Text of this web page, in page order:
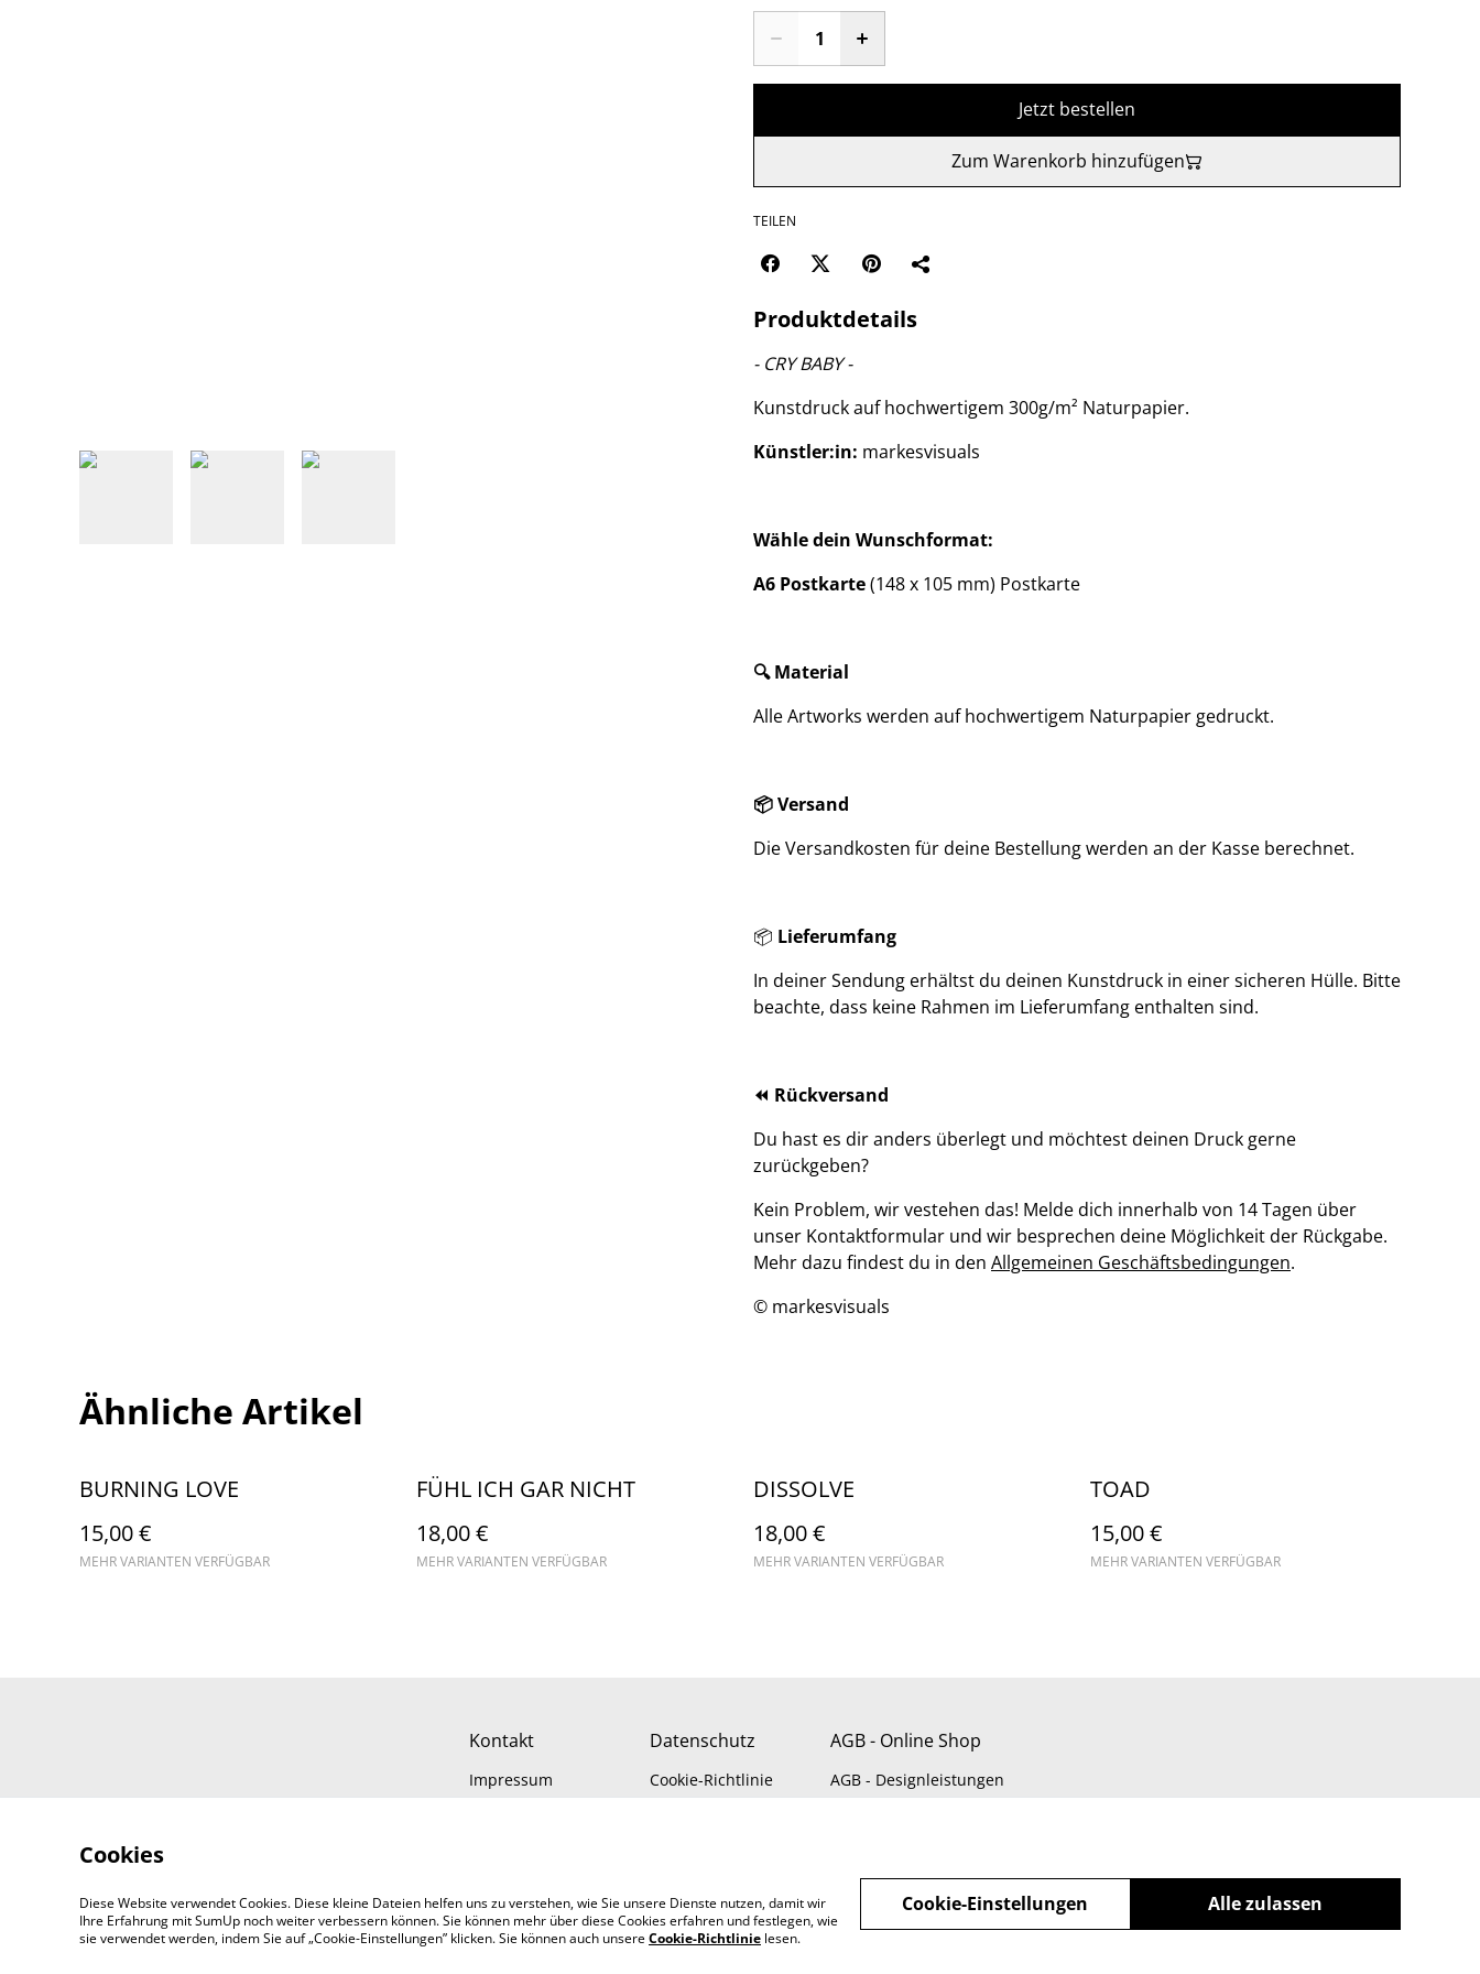
Jetzt bestellen
Zum Warenkorb hinzufügen
TEILEN
Produktdetails
- CRY BABY -
Kunstdruck auf hochwertigem 300g/m² Naturpapier.
Künstler:in: markesvisuals
Wähle dein Wunschformat:
A6 Postkarte(148 x 105 mm) Postkarte
🔍 Material
Alle Artworks werden auf hochwertigem Naturpapier gedruckt.
📦 Versand
Die Versandkosten für deine Bestellung werden an der Kasse berechnet.
📦 Lieferumfang
In deiner Sendung erhältst du deinen Kunstdruck in einer sicheren Hülle. Bitte
beachte, dass keine Rahmen im Lieferumfang enthalten sind.
⏪ Rückversand
Du hast es dir anders überlegt und möchtest deinen Druck gerne
zurückgeben?
Kein Problem, wir vestehen das! Melde dich innerhalb von 14 Tagen über
unser Kontaktformular und wir besprechen deine Möglichkeit der Rückgabe.
Mehr dazu findest du in den Allgemeinen Geschäftsbedingungen.
© markesvisuals
Ähnliche Artikel
BURNING LOVE
15,00 €
MEHR VARIANTEN VERFÜGBAR
FÜHL ICH GAR NICHT
18,00 €
MEHR VARIANTEN VERFÜGBAR
DISSOLVE
18,00 €
MEHR VARIANTEN VERFÜGBAR
TOAD
15,00 €
MEHR VARIANTEN VERFÜGBAR
Kontakt
Impressum
Datenschutz
Cookie-Richtlinie
AGB - Online Shop
AGB - Designleistungen
©2026 markesvisuals
Cookies
Diese Website verwendet Cookies. Diese kleine Dateien helfen uns zu verstehen, wie Sie unsere Dienste nutzen, damit wir
Ihre Erfahrung mit SumUp noch weiter verbessern können. Sie können mehr über diese Cookies erfahren und festlegen, wie
sie verwendet werden, indem Sie auf „Cookie-Einstellungen” klicken. Sie können auch unsereCookie-Richtlinie lesen.
Alle zulassen
Cookie-Einstellungen